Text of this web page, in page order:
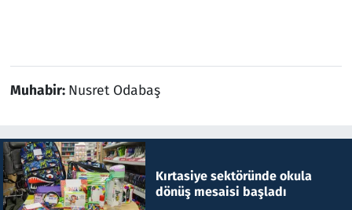
Muhabir: Nusret Odabaş
Kırtasiye sektöründe okula
dönüş mesaisi başladı